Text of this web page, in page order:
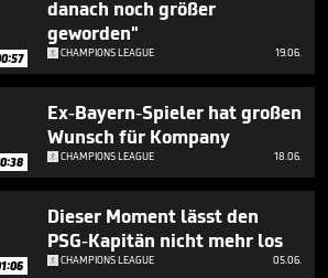
danach noch größer
geworden"
CHAMPIONS LEAGUE 19.06.
Ex-Bayern-Spieler hat großen
Wunsch für Kompany
CHAMPIONS LEAGUE 18.06.
Dieser Moment lässt den
PSG-Kapitän nicht mehr los
CHAMPIONS LEAGUE 05.06.